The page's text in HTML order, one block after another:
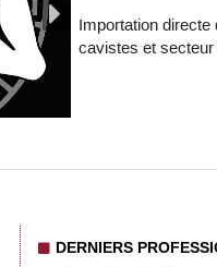
Importation
cavistes et
DERNIERS